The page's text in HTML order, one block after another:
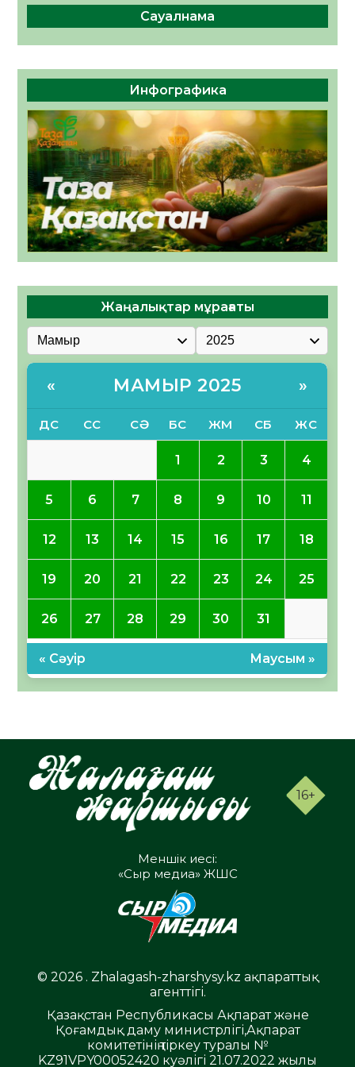
Сауалнама
Инфографика
Жаңалықтар мұрағаты
« МАМЫР 2025 »
ДС СС СӘ БС ЖМ СБ ЖС
1 2 3 4
5 6 7 8 9 10 11
12 13 14 15 16 17 18
19 20 21 22 23 24 25
26 27 28 29 30 31
« Сәуір Маусым »
16+
Меншік иесі:
«Сыр медиа» ЖШС
© 2026 . Zhalagash-zharshysy.kz ақпараттық
агенттігі.
Қазақстан Республикасы Ақпарат және
Қоғамдық даму министрлігі,Ақпарат
комитетінің тіркеу туралы №
KZ91VPY00052420 куәлігі 21.07.2022 жылы